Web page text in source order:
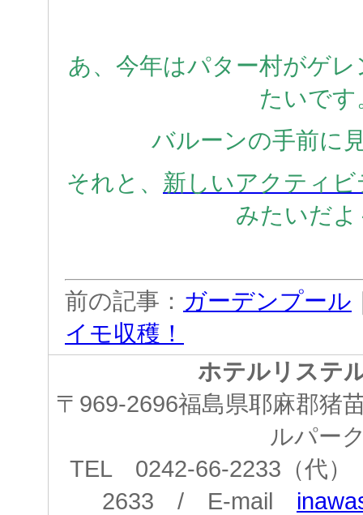
あ、今年はパター村がゲ
たいです
バルーンの手前に
それと、 新しいアクティビ
みたいだよ
前の記事： ガーデンプール
イモ収穫！
ホテルリステ
〒969-2696福島県耶麻郡猪
ルパー
TEL 0242-66-2233（代
2633 / E-mail